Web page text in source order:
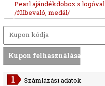
Pearl ajándékdoboz s logóval
/fülbevaló, medál/
Számlázási adatok